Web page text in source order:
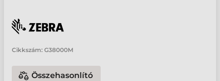
Cikkszám: G38000M
Összehasonlító